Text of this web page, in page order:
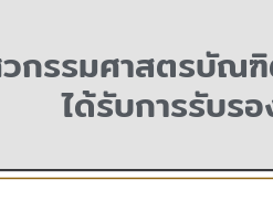
กรรมศาสตรบัณฑิ
ได้รับการรับร